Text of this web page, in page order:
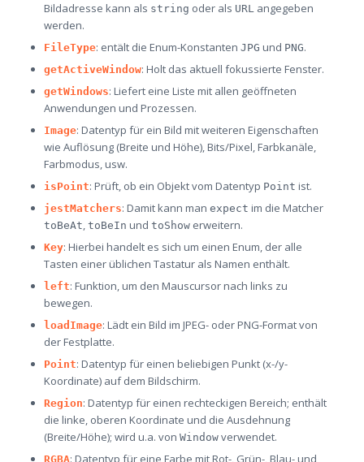
Bildadresse kann als string oder als URLangegeben
werden.
FileType: entält die Enum-Konstanten JPG und PNG.
getActiveWindow: Holt das aktuell fokussierte Fenster.
getWindows: Liefert eine Liste mit allen geöffneten
Anwendungen und Prozessen.
Image: Datentyp für ein Bild mit weiteren Eigenschaften
wie Auflösung (Breite und Höhe), Bits/Pixel, Farbkanäle,
Farbmodus, usw.
isPoint: Prüft, ob ein Objekt vom Datentyp Point ist.
jestMatchers: Damit kann man expect im die Matcher
toBeAt, toBeIn und toShowerweitern.
Key: Hierbei handelt es sich um einen Enum, der alle
Tasten einer üblichen Tastatur als Namen enthält.
left: Funktion, um den Mauscursor nach links zu
bewegen.
loadImage: Lädt ein Bild im JPEG- oder PNG-Format von
der Festplatte.
Point: Datentyp für einen beliebigen Punkt (x-/y-
Koordinate) auf dem Bildschirm.
Region: Datentyp für einen rechteckigen Bereich; enthält
die linke, oberen Koordinate und die Ausdehnung
(Breite/Höhe); wird u.a. von Windowverwendet.
RGBA: Datentyp für eine Farbe mit Rot-, Grün-, Blau- und